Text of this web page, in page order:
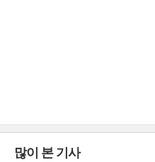
많이 본 기사